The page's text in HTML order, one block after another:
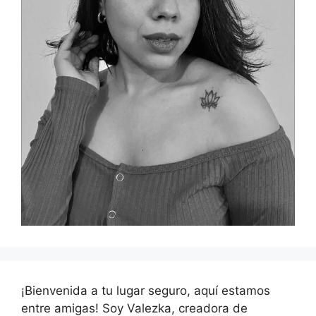
¡Bienvenida a tu lugar seguro, aquí estamos
entre amigas! Soy Valezka, creadora de